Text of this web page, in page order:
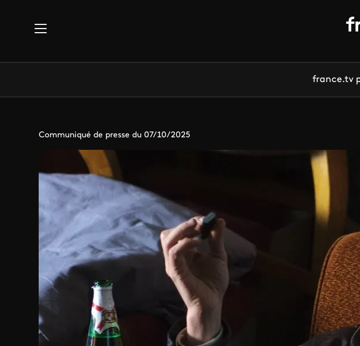
france.tv
Communiqué de presse du 07/10/2025